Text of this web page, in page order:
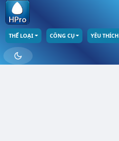
THỂ LOẠI CÔNG CỤ YÊU THÍCH